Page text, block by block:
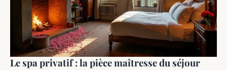
Le spa privatif : la pièce maîtresse du séjour